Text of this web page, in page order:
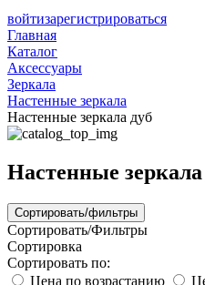
войтизарегистрироваться
Главная
Каталог
Аксессуары
Зеркала
Настенные зеркала
Настенные зеркала дуб
Настенные зеркала
Сортировать/фильтры
Сортировать/Фильтры
Сортировка
Сортировать по:
Цена по возрастанию